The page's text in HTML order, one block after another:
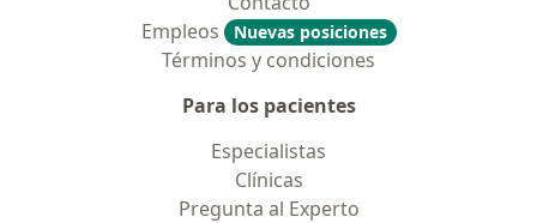
Empleos
Nuevas posiciones
Términos y condiciones
Para los pacientes
Especialistas
Clínicas
Pregunta al Experto